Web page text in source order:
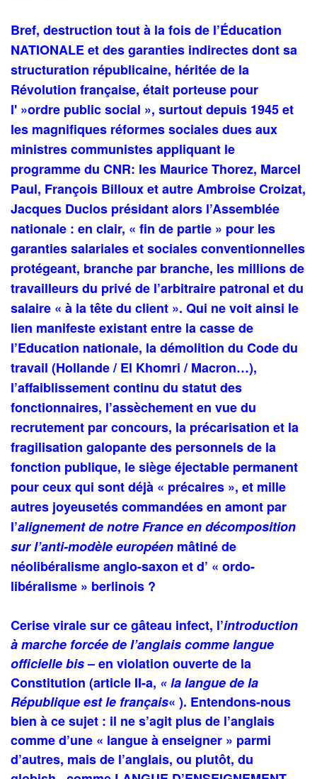
Bref, destruction tout à la fois de l’Éducation
NATIONALE et des garanties indirectes dont sa
structuration républicaine, héritée de la
Révolution française, était porteuse pour
l' »ordre public social », surtout depuis 1945 et
les magnifiques réformes sociales dues aux
ministres communistes appliquant le
programme du CNR: les Maurice Thorez, Marcel
Paul, François Billoux et autre Ambroise Croizat,
Jacques Duclos présidant alors l’Assemblée
nationale : en clair, « fin de partie » pour les
garanties salariales et sociales conventionnelles
protégeant, branche par branche, les millions de
travailleurs du privé de l’arbitraire patronal et du
salaire « à la tête du client ». Qui ne voit ainsi le
lien manifeste existant entre la casse de
l’Education nationale, la démolition du Code du
travail (Hollande / El Khomri / Macron…),
l’affaiblissement continu du statut des
fonctionnaires, l’assèchement en vue du
recrutement par concours, la précarisation et la
fragilisation galopante des personnels de la
fonction publique, le siège éjectable permanent
pour ceux qui sont déjà « précaires », et mille
autres joyeusetés commandées en amont par
l’alignement de notre France en décomposition
sur l’anti-modèle européen mâtiné de
néolibéralisme anglo-saxon et d’ « ordo-
libéralisme » berlinois ?
Cerise virale sur ce gâteau infect, l’introduction
à marche forcée de l’anglais comme langue
officielle bis– en violation ouverte de la
Constitution (article II-a, « la langue de la
République est le français« ). Entendons-nous
bien à ce sujet : il ne s’agit plus de l’anglais
comme d’une « langue à enseigner » parmi
d’autres, mais de l’anglais, ou plutôt, du